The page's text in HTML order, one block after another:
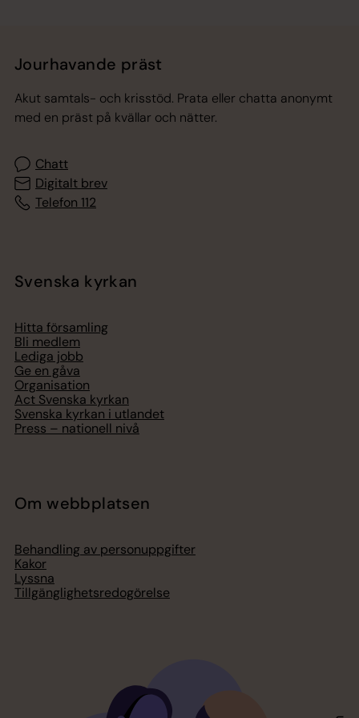
Jourhavande präst
Akut samtals- och krisstöd. Prata eller chatta anonymt
med en präst på kvällar och nätter.
Chatt
Digitalt brev
Telefon 112
Svenska kyrkan
Hitta församling
Bli medlem
Lediga jobb
Ge en gåva
Organisation
Act Svenska kyrkan
Svenska kyrkan i utlandet
Press – nationell nivå
Om webbplatsen
Behandling av personuppgifter
Kakor
Lyssna
Tillgänglighetsredogörelse